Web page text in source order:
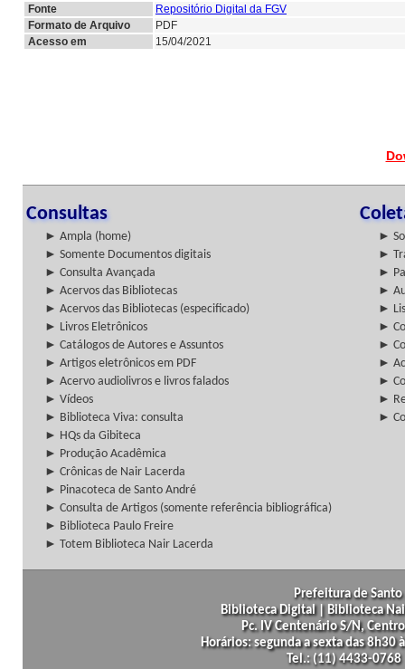
Fonte
Repositório Digital da FGV
Formato de Arquivo
PDF
Acesso em
15/04/2021
Consultas
► Ampla (home)
►
► Somente Documentos digitais
►
► Consulta Avançada
►
► Acervos das Bibliotecas
►
► Acervos das Bibliotecas (especificado)
►
► Livros Eletrônicos
►
► Catálogos de Autores e Assuntos
►
► Artigos eletrônicos em PDF
►
► Acervo audiolivros e livros falados
►
► Vídeos
►
► Biblioteca Viva: consulta
►
► HQs da Gibiteca
► Produção Acadêmica
► Crônicas de Nair Lacerda
► Pinacoteca de Santo André
► Consulta de Artigos (somente referência bibliográfica)
► Biblioteca Paulo Freire
► Totem Biblioteca Nair Lacerda
Prefeitura de
Biblioteca Digital | Biblioteca
Pc. IV Centenário S/N,
Horários: segunda a sexta das
Tel.: (11) 4433-